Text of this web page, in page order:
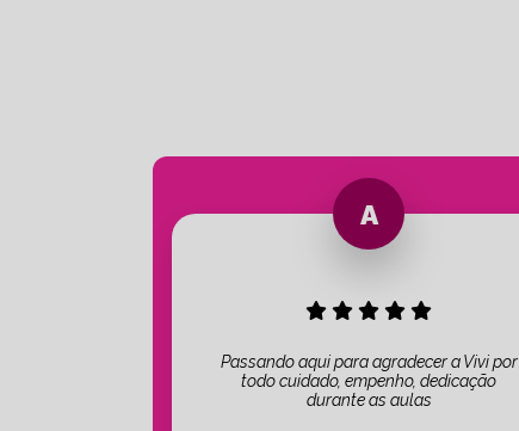
Passando aqui para agradecer a Vivi por
todo cuidado, empenho, dedicação
durante as aulas